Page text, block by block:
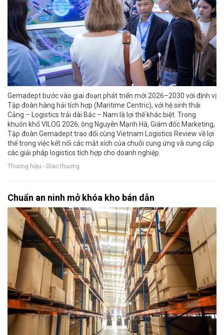
Gemadept bước vào giai đoạn phát triển mới 2026–2030 với định vị
Tập đoàn hàng hải tích hợp (Maritime Centric), với hệ sinh thái
Cảng – Logistics trải dài Bắc – Nam là lợi thế khác biệt. Trong
khuôn khổ VILOG 2026, ông Nguyễn Mạnh Hà, Giám đốc Marketing,
Tập đoàn Gemadept trao đổi cùng Vietnam Logistics Review về lợi
thế trong việc kết nối các mắt xích của chuỗi cung ứng và cung cấp
các giải pháp logistics tích hợp cho doanh nghiệp.
Thương hiệu - Giao thương
Chuẩn an ninh mở khóa kho bán dẫn